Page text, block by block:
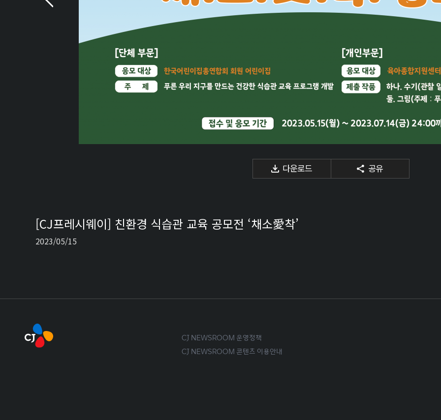
다운로드 공유
[CJ프레시웨이] 친환경 식습관 교육 공모전 ‘채소愛착’
2023/05/15
CJ NEWSROOM 운영정책
CJ NEWSROOM 콘텐츠 이용안내